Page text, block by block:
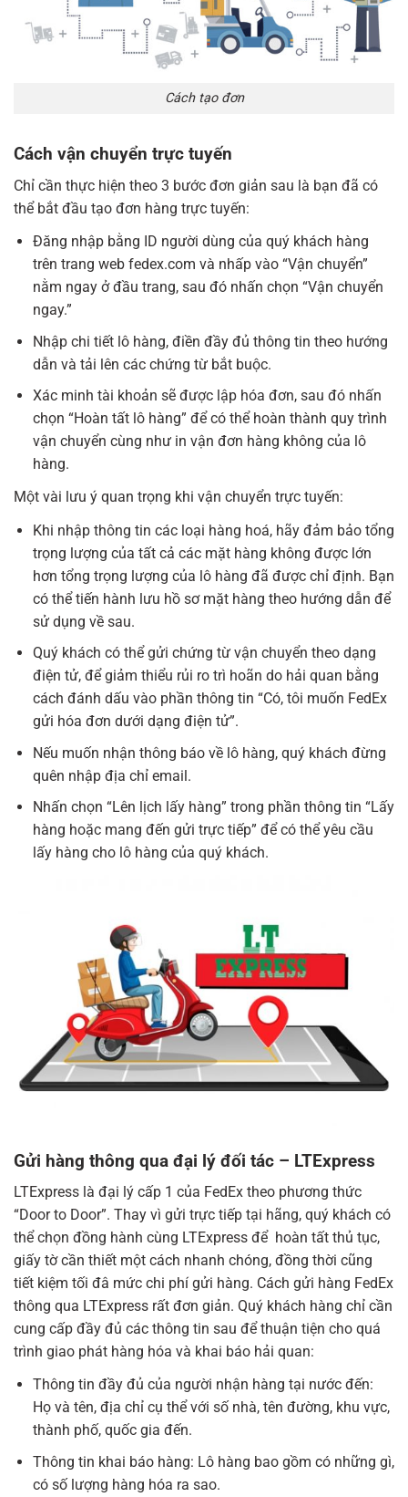
Cách tạo đơn
Cách vận chuyển trực tuyến
Chỉ cần thực hiện theo 3 bước đơn giản sau là bạn đã có
thể bắt đầu tạo đơn hàng trực tuyến:
Đăng nhập bằng ID người dùng của quý khách hàng
trên trang web fedex.com và nhấp vào “Vận chuyển”
nằm ngay ở đầu trang, sau đó nhấn chọn “Vận chuyển
ngay.”
Nhập chi tiết lô hàng, điền đầy đủ thông tin theo hướng
dẫn và tải lên các chứng từ bắt buộc.
Xác minh tài khoản sẽ được lập hóa đơn, sau đó nhấn
chọn “Hoàn tất lô hàng” để có thể hoàn thành quy trình
vận chuyển cùng như in vận đơn hàng không của lô
hàng.
Một vài lưu ý quan trọng khi vận chuyển trực tuyến:
Khi nhập thông tin các loại hàng hoá, hãy đảm bảo tổng
trọng lượng của tất cả các mặt hàng không được lớn
hơn tổng trọng lượng của lô hàng đã được chỉ định. Bạn
có thể tiến hành lưu hồ sơ mặt hàng theo hướng dẫn để
sử dụng về sau.
Quý khách có thể gửi chứng từ vận chuyển theo dạng
điện tử, để giảm thiểu rủi ro trì hoãn do hải quan bằng
cách đánh dấu vào phần thông tin “Có, tôi muốn FedEx
gửi hóa đơn dưới dạng điện tử”.
Nếu muốn nhận thông báo về lô hàng, quý khách đừng
quên nhập địa chỉ email.
Nhấn chọn “Lên lịch lấy hàng” trong phần thông tin “Lấy
hàng hoặc mang đến gửi trực tiếp” để có thể yêu cầu
lấy hàng cho lô hàng của quý khách.
Gửi hàng thông qua đại lý đối tác – LTExpress
LTExpress là đại lý cấp 1 của FedEx theo phương thức
“Door to Door”. Thay vì gửi trực tiếp tại hãng, quý khách có
thể chọn đồng hành cùng LTExpress để hoàn tất thủ tục,
giấy tờ cần thiết một cách nhanh chóng, đồng thời cũng
tiết kiệm tối đâ mức chi phí gửi hàng. Cách gửi hàng FedEx
thông qua LTExpress rất đơn giản. Quý khách hàng chỉ cần
cung cấp đầy đủ các thông tin sau để thuận tiện cho quá
trình giao phát hàng hóa và khai báo hải quan:
Thông tin đầy đủ của người nhận hàng tại nước đến:
Họ và tên, địa chỉ cụ thể với số nhà, tên đường, khu vực,
thành phố, quốc gia đến.
Thông tin khai báo hàng: Lô hàng bao gồm có những gì,
có số lượng hàng hóa ra sao.